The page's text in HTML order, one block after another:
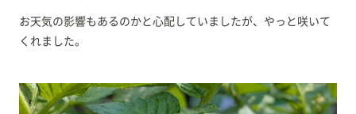
お天気の影響もあるのかと心配していましたが、やっと咲いて
くれました。